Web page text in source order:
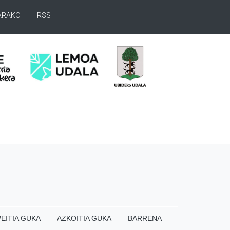
RSS
GUKA AZKOITIA GUKA
BARRENA